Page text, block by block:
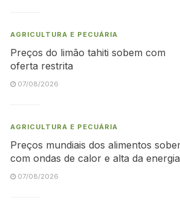
AGRICULTURA E PECUÁRIA
Preços do limão tahiti sobem com
oferta restrita
07/08/2026
AGRICULTURA E PECUÁRIA
Preços mundiais dos alimentos
com ondas de calor e alta da energia
07/08/2026